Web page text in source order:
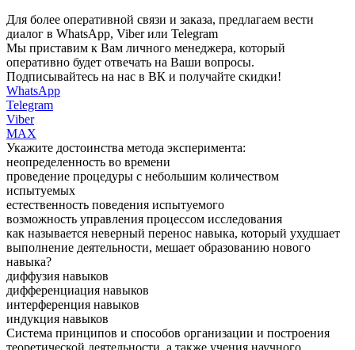
Для более оперативной связи и заказа, предлагаем вести
диалог в WhatsApp, Viber или Telegram
Мы приставим к Вам личного менеджера, который
оперативно будет отвечать на Ваши вопросы.
Подписывайтесь на нас в ВК и получайте скидки!
WhatsApp
Telegram
Viber
MAX
Укажите достоинства метода эксперимента:
неопределенность во времени
проведение процедуры с небольшим количеством
испытуемых
естественность поведения испытуемого
возможность управления процессом исследования
как называется неверный перенос навыка, который ухудшает
выполнение деятельности, мешает образованию нового
навыка?
диффузия навыков
дифференциация навыков
интерференция навыков
индукция навыков
Система принципов и способов организации и построения
теоретической деятельности, а также учения научного